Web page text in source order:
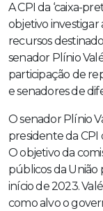
A CPI da ‘caixa-
objetivo investigar
recursos
senador Plínio
participação de
e senadores de
O senador Plínio
presidente da CPI
O objetivo da
públicos da União
início de 2023.
como alvo o